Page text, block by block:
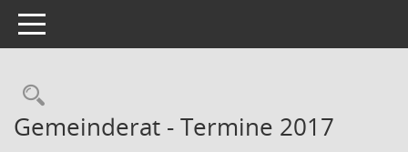
Toggle navigation
Rechercheauswahl
Gemeinderat - Termine 2017